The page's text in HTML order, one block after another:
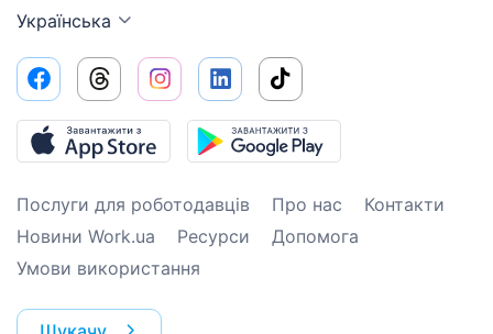
Українська
Послуги для роботодавців Про нас
Контакти
Новини Work.ua
Ресурси
Допомога
Умови використання